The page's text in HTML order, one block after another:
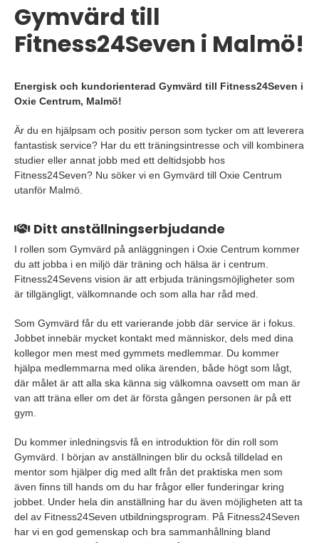
Gymvärd till
Fitness24Seven i Malmö!
Energisk och kundorienterad Gymvärd till Fitness24Seven i
Oxie Centrum, Malmö!
Är du en hjälpsam och positiv person som tycker om att leverera
fantastisk service? Har du ett träningsintresse och vill kombinera
studier eller annat jobb med ett deltidsjobb hos
Fitness24Seven? Nu söker vi en Gymvärd till Oxie Centrum
utanför Malmö.
Ditt anställningserbjudande
I rollen som Gymvärd på anläggningen i Oxie Centrum kommer
du att jobba i en miljö där träning och hälsa är i centrum.
Fitness24Sevens vision är att erbjuda träningsmöjligheter som
är tillgängligt, välkomnande och som alla har råd med.
Som Gymvärd får du ett varierande jobb där service är i fokus.
Jobbet innebär mycket kontakt med människor, dels med dina
kollegor men mest med gymmets medlemmar. Du kommer
hjälpa medlemmarna med olika ärenden, både högt som lågt,
där målet är att alla ska känna sig välkomna oavsett om man är
van att träna eller om det är första gången personen är på ett
gym.
Du kommer inledningsvis få en introduktion för din roll som
Gymvärd. I början av anställningen blir du också tilldelad en
mentor som hjälper dig med allt från det praktiska men som
även finns till hands om du har frågor eller funderingar kring
jobbet. Under hela din anställning har du även möjligheten att ta
del av Fitness24Seven utbildningsprogram. På Fitness24Seven
har vi en god gemenskap och bra sammanhållning bland